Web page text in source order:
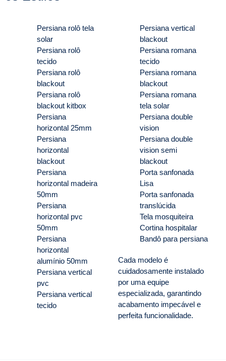
Persiana rolô tela
solar
Persiana rolô
tecido
Persiana rolô
blackout
Persiana rolô
blackout kitbox
Persiana
horizontal 25mm
Persiana
horizontal
blackout
Persiana
horizontal madeira
50mm
Persiana
horizontal pvc
50mm
Persiana
horizontal
alumínio 50mm
Persiana vertical
pvc
Persiana vertical
tecido
Persiana vertical
blackout
Persiana romana
tecido
Persiana romana
blackout
Persiana romana
tela solar
Persiana double
vision
Persiana double
vision semi
blackout
Porta sanfonada
Lisa
Porta sanfonada
translúcida
Tela mosquiteira
Cortina hospitalar
Bandô para persiana
Cada modelo é
cuidadosamente instalado
por uma equipe
especializada, garantindo
acabamento impecável e
perfeita funcionalidade.